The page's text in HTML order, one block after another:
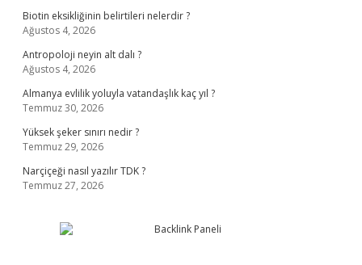
Biotin eksikliğinin belirtileri nelerdir ?
Ağustos 4, 2026
Antropoloji neyin alt dalı ?
Ağustos 4, 2026
Almanya evlilik yoluyla vatandaşlık kaç yıl ?
Temmuz 30, 2026
Yüksek şeker sınırı nedir ?
Temmuz 29, 2026
Narçiçeği nasıl yazılır TDK ?
Temmuz 27, 2026